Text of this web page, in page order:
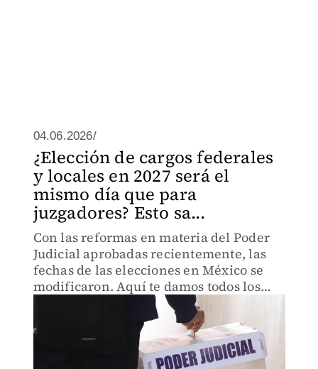
04.06.2026/
¿Elección de cargos federales
y locales en 2027 será el
mismo día que para
juzgadores? Esto sa...
Con las reformas en materia del Poder
Judicial aprobadas recientemente, las
fechas de las elecciones en México se
modificaron. Aquí te damos todos los